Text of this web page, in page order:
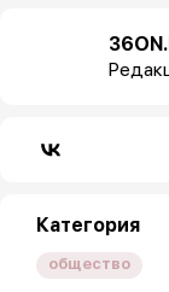
Категория
общество